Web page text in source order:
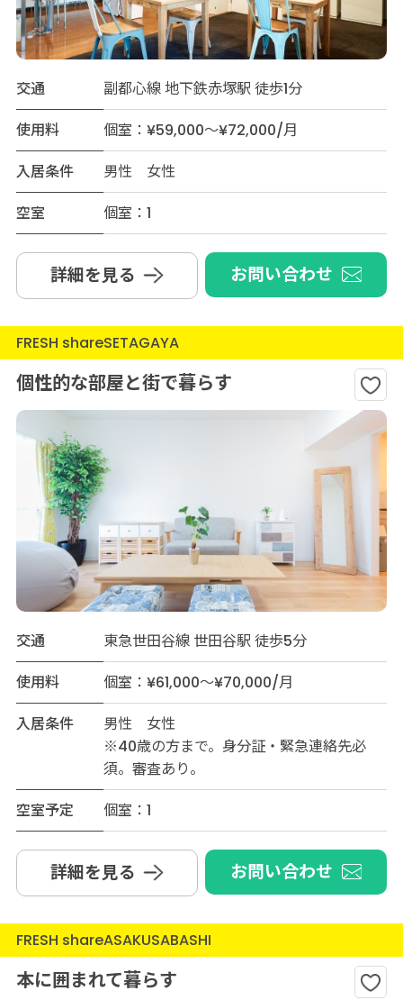
交通
副都心線 地下鉄赤塚駅 徒歩1分
使用料
個室：¥59,000～¥72,000/月
入居条件
男性 女性
空室
個室：1
詳細を見る お問い合わせ
FRESH shareSETAGAYA
個性的な部屋と街で暮らす
交通
東急世田谷線 世田谷駅 徒歩5分
使用料
個室：¥61,000～¥70,000/月
入居条件
男性 女性
※40歳の方まで。身分証・緊急連絡先必
須。審査あり。
空室予定
個室：1
詳細を見る お問い合わせ
FRESH shareASAKUSABASHI
本に囲まれて暮らす